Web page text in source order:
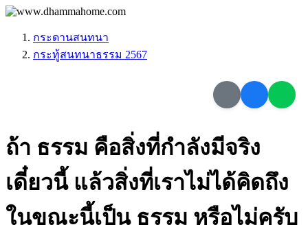
กระดานสนทนา
กระทู้สนทนาธรรม 2567
ถ้า ธรรม คือสิ่งที่กำลังมีจริง
เดี๋ยวนี้ แล้วสิ่งที่เราไม่ได้คิดถึง
ในขณะนี้เป็น ธรรม หรือไม่ครับ